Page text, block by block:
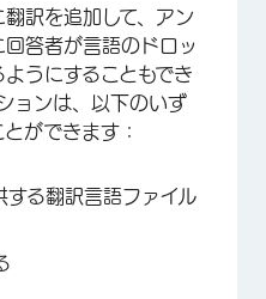
訳を追加して、アン
答者が言語のドロッ
うにすることもでき
ョンは、以下のいず
ができます：
する翻訳言語ファイル